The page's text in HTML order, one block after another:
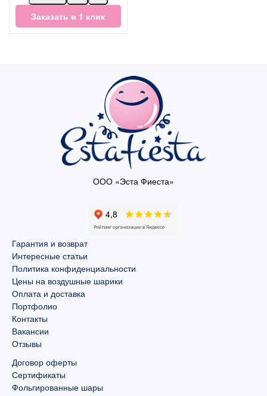
Заказать в 1 клик
ООО «Эста Фиеста»
Гарантия и возврат
Интересные статьи
Политика конфиденциальности
Цены на воздушные шарики
Оплата и доставка
Портфолио
Контакты
Вакансии
Отзывы
Договор оферты
Сертификаты
Фольгированные шары